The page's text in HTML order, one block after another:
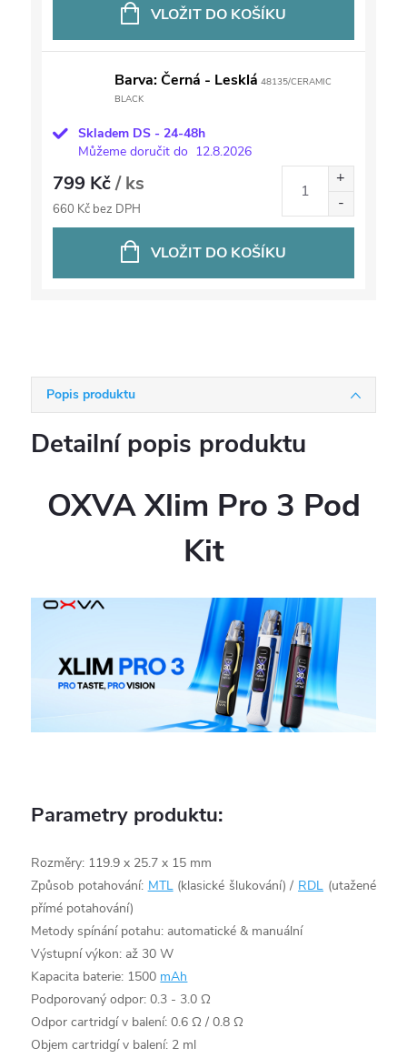
VLOŽIT DO KOŠÍKU
Barva: Černá - Lesklá 48135/CERAMIC
BLACK
Skladem DS - 24-48h
Můžeme doručit do 12.8.2026
799 Kč/ ks
660 Kč bez DPH
VLOŽIT DO KOŠÍKU
Popis produktu
Detailní popis produktu
OXVA Xlim Pro 3 Pod
Kit
Parametry produktu:
Rozměry: 119.9 x 25.7 x 15 mm
Způsob potahování: MTL(klasické šlukování) / RDL (utažené
přímé potahování)
Metody spínání potahu: automatické & manuální
Výstupní výkon: až 30 W
Kapacita baterie: 1500 mAh
Podporovaný odpor: 0.3 - 3.0 Ω
Odpor cartridgí v balení: 0.6 Ω / 0.8 Ω
Objem cartridgí v balení: 2 ml